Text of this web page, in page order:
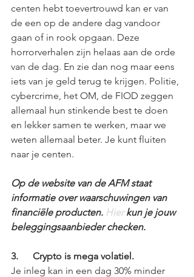
centen hebt toevertrouwd kan er van
de een op de andere dag vandoor
gaan of in rook opgaan. Deze
horrorverhalen zijn helaas aan de orde
van de dag. En zie dan nog maar eens
iets van je geld terug te krijgen. Politie,
cybercrime, het OM, de FIOD zeggen
allemaal hun stinkende best te doen
en lekker samen te werken, maar we
weten allemaal beter. Je kunt fluiten
naar je centen.
Op de website van de AFM staat
informatie over waarschuwingen van
financiële producten. Hier kun je jouw
beleggingsaanbieder checken.
3.      Crypto is mega volatiel.
Je inleg kan in een dag 30% minder